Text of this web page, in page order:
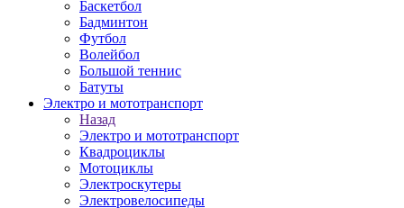
Баскетбол
Бадминтон
Футбол
Волейбол
Большой теннис
Батуты
Электро и мототранспорт
Назад
Электро и мототранспорт
Квадроциклы
Мотоциклы
Электроскутеры
Электровелосипеды